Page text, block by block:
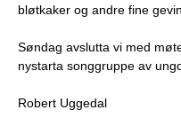
bløtkaker og andre fine
Søndag avslutta vi med
nystarta songgruppe av
Robert Uggedal